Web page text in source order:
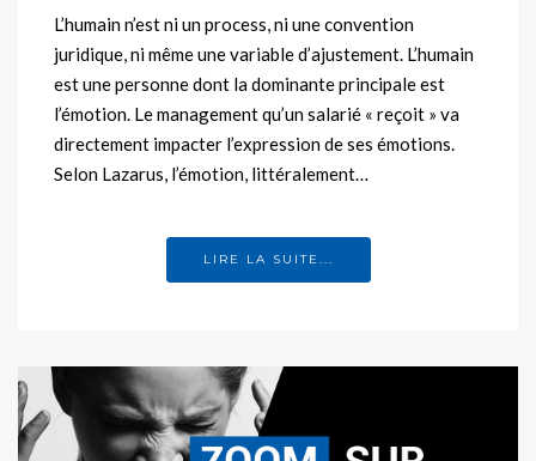
L’humain n’est ni un process, ni une convention
juridique, ni même une variable d’ajustement. L’humain
est une personne dont la dominante principale est
l’émotion. Le management qu’un salarié « reçoit » va
directement impacter l’expression de ses émotions.
Selon Lazarus, l’émotion, littéralement…
LIRE LA SUITE...